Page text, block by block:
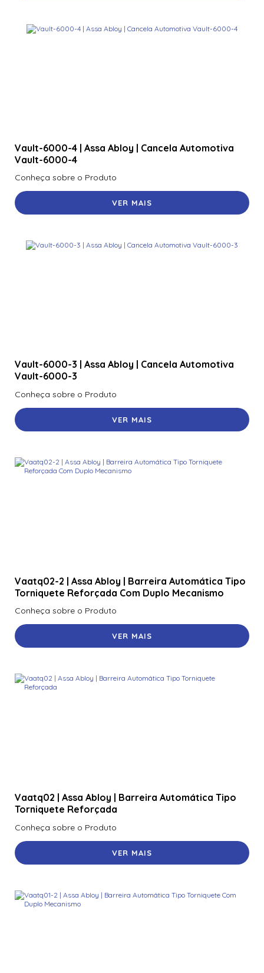
Vault-6000-4 | Assa Abloy | Cancela Automotiva
Vault-6000-4
Conheça sobre o Produto
VER MAIS
Vault-6000-3 | Assa Abloy | Cancela Automotiva
Vault-6000-3
Conheça sobre o Produto
VER MAIS
Vaatq02-2 | Assa Abloy | Barreira Automática Tipo
Torniquete Reforçada Com Duplo Mecanismo
Conheça sobre o Produto
VER MAIS
Vaatq02 | Assa Abloy | Barreira Automática Tipo
Torniquete Reforçada
Conheça sobre o Produto
VER MAIS